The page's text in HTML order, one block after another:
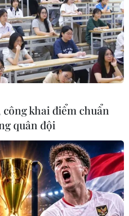
chính trị-ngoại
đột Ukraine
viên Trung Quốc ngày 26/5,
"lưu ý đến những trở ngại
khai điểm chuẩn
quân đội